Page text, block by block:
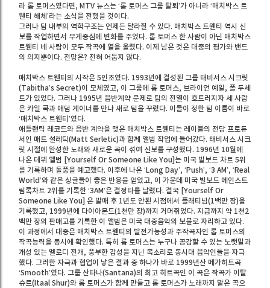
라 롭 토머스였다면, MTV 뉴스는 ‘롭 토머스 그룹 탈퇴’가 아니라 ‘매치박스 트
웬티 해체’라는 소식을 전했을 것이다.
그러나 팀 내부의 역학구조는 언제든 달라질 수 있다. 매치박스 트웬티 역시 신
보를 작업하면서 무게중심에 변화를 주었다. 롭 토머스 한 사람이 아닌 매치박스
트웬티 네 사람이 모두 작곡에 열을 올렸다. 이제 남은 것은 대중의 평가와 밴드
의 의지뿐이다. 전망은? 전혀 어둡지 않다.
매치박스 트웬티의 시작은 5인조였다. 1993년에 결성된 그룹 태비서스 시크릿
(Tabitha’s Secret)이 모체였고, 이 그룹에 롭 토머스, 브라이언 예일, 폴 두세
트가 있었다. 그러나 1995년 음반계약 문제로 팀의 전열이 흐트러지자 세 사람
은 카일 쿡과 애덤 게이너를 만나 새로 팀을 꾸렸다. 이들이 정한 팀 이름이 바로
‘매치박스 트웬티’였다.
애틀랜틱 레코드와 음반 계약을 맺은 매치박스 트웬티는 레이블의 전담 프로듀
서인 매트 설레틱(Matt Serletic)과 함께 앨범 작업에 들어갔다. 태비서스 시크
릿 시절에 완성한 노래와 새로운 곡이 섞여 신보를 구성했다. 1996년 10월에
나온 데뷔 앨범 [Yourself Or Someone Like You]는 미국 빌보드 차트 5위
를 기록하며 돌풍을 예고했다. 이후에 나온 ‘Long Day’, ‘Push’, ‘3 AM’, ‘Real
World’와 같은 싱글들이 좋은 반응을 얻었고, 이 가운데 미국 빌보드 메인스트
림록차트 2위를 기록한 ‘3AM’은 결정타를 날렸다. 결국 [Yourself Or
Someone Like You] 은 발매 후 1년도 안된 시점에서 플래티넘(1백만 장)을
기록했고, 1999년에 다이아몬드(1천만 장)까지 거머쥐었다. 지금까지 약 1천2
백만 장의 판매고를 기록한 이 앨범은 미국 대중음악의 보물로 자리하고 있다.
이 과정에서 대중은 매치박스 트웬티의 발전가능성과 주작곡자인 롭 토머스의
작곡능력을 동시에 확인했다. 특히 롭 토머스는 누구나 공감할 수 있는 노랫말과
개성 있는 멜로디 전개, 풍부한 감성을 지닌 목소리로 동시대 음악인들을 자극
했다. 그러한 자극과 협업이 낳은 결과 중 하나가 바로 1999년산 메가히트곡
‘Smooth’였다. 그룹 산타나(Santana)의 최고 히트곡인 이 곡은 작곡가 이탈
슈르(Itaal Shur)와 롭 토머스가 함께 만들고 롭 토머스가 노래까지 맡은 곡으